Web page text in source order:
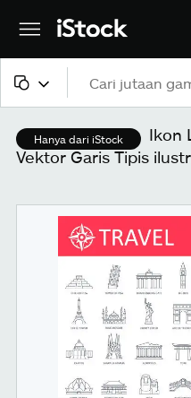
Semua konten
Gambar
Foto
Ilustrasi
Vektor
Video
Hanya dari iStock
Ikon
Vektor Garis Tipis